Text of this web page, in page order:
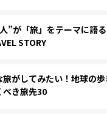
”が「旅」をテーマに語
STORY
旅がしてみたい！地球の
べき旅先30